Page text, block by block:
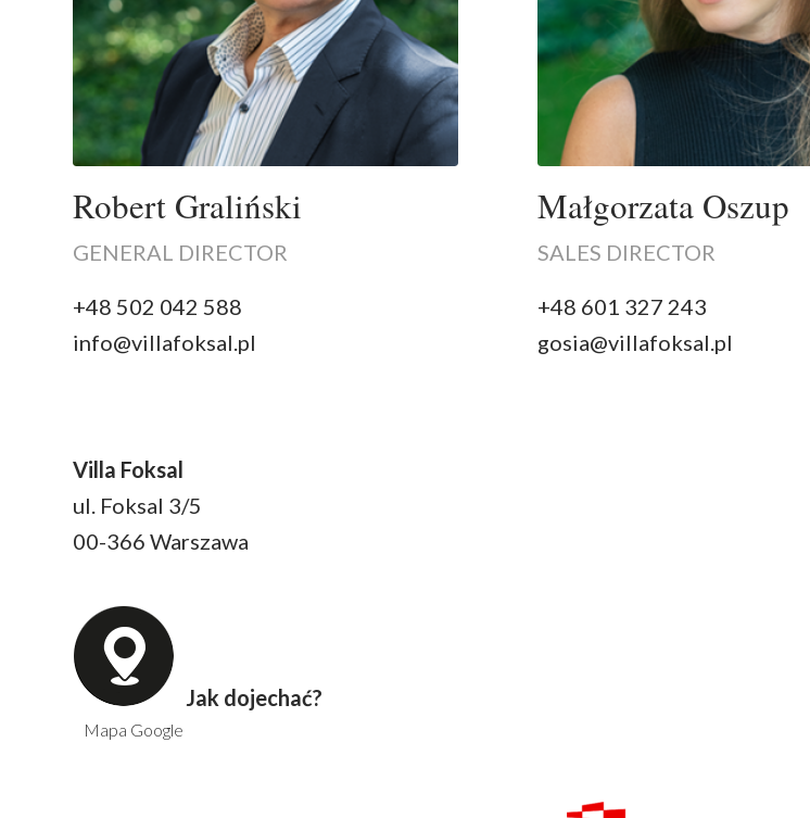
Robert Graliński
GENERAL DIRECTOR
+48 502 042 588
info@villafoksal.pl
Małgorzata Oszup
SALES DIRECTOR
+48 601 327 243
gosia@villafoksal.pl
Villa Foksal
ul. Foksal 3/5
00-366 Warszawa
Jak dojechać?
Mapa Google